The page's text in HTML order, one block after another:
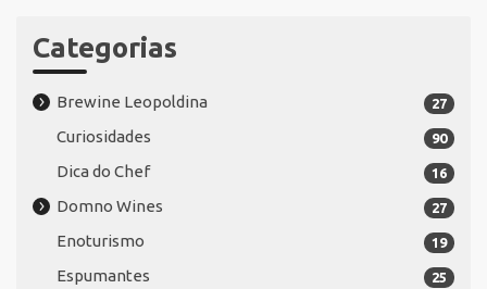
Categorias
27
Brewine Leopoldina
90
Curiosidades
16
Dica do Chef
27
Domno Wines
19
Enoturismo
25
Espumantes